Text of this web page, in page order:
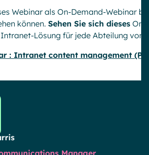
Webinar als On-Demand-Webinar
können. Sehen Sie sich dieses On-
Lösung für jede Abteilung von
Manager